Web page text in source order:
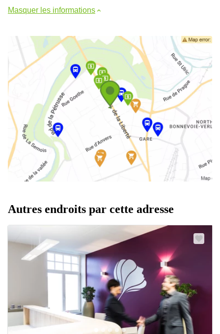
Masquer les informations
Autres endroits par cette adresse